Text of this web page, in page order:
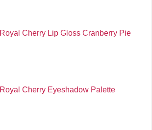
Royal Cherry Lip Gloss Cranberry Pie
Royal Cherry Eyeshadow Palette